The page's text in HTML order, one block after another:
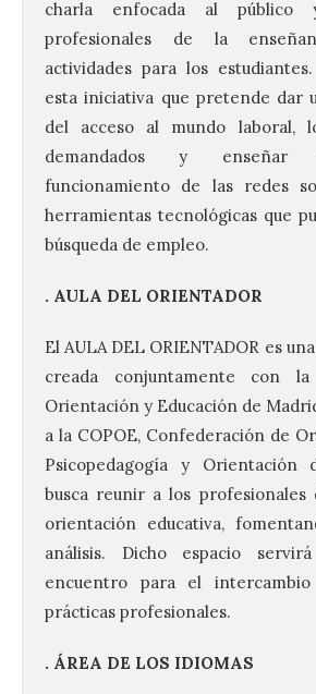
charla enfocada al
profesionales de la
actividades para los
esta iniciativa que pretende dar
del acceso al mundo laboral,
demandados y
funcionamiento de las redes
herramientas tecnológicas que
búsqueda de empleo.
. AULA DEL ORIENTADOR
El AULA DEL ORIENTADOR es
creada conjuntamente con la
Orientación y Educación de
a la COPOE, Confederación de
Psicopedagogía y Orientación
busca reunir a los
orientación educativa,
análisis. Dicho espacio
encuentro para el
prácticas profesionales.
. ÁREA DE LOS IDIOMAS